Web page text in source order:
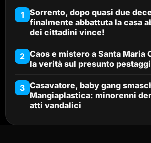
1 Sorrento, dopo quasi due
finalmente abbattuta la casa
dei cittadini vince!
2 Caos e mistero a Santa Maria
la verità sul presunto
3 Casavatore, baby gang
Mangiaplastica: minorenni
atti vandalici